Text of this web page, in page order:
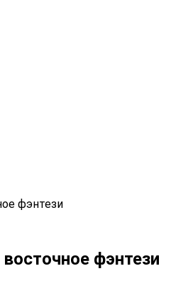
фэнтези
фэнтези